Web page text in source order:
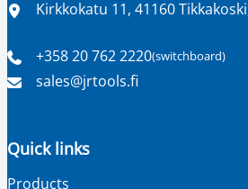
Location
Kirkkokatu 11, 41160
Phone
number
+358 20 762 2220(switchboard)
Email
sales​@jrtools.fi
Quick links
Products